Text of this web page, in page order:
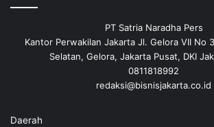
PT Satria Naradha Pers
Kantor Perwakilan Jakarta Jl. Gelora VII No
Selatan, Gelora, Jakarta Pusat, DKI
0811818992
redaksi@bisnisjakarta.co.id
Daerah